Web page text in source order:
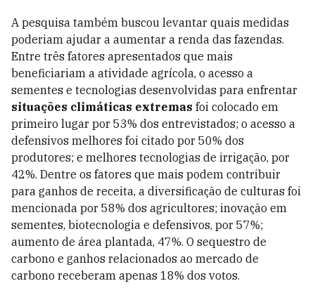
A pesquisa também buscou levantar quais medidas
poderiam ajudar a aumentar a renda das fazendas.
Entre três fatores apresentados que mais
beneficiariam a atividade agrícola, o acesso a
sementes e tecnologias desenvolvidas para enfrentar
situações climáticas extremas foi colocado em
primeiro lugar por 53% dos entrevistados; o acesso a
defensivos melhores foi citado por 50% dos
produtores; e melhores tecnologias de irrigação, por
42%. Dentre os fatores que mais podem contribuir
para ganhos de receita, a diversificação de culturas foi
mencionada por 58% dos agricultores; inovação em
sementes, biotecnologia e defensivos, por 57%;
aumento de área plantada, 47%. O sequestro de
carbono e ganhos relacionados ao mercado de
carbono receberam apenas 18% dos votos.